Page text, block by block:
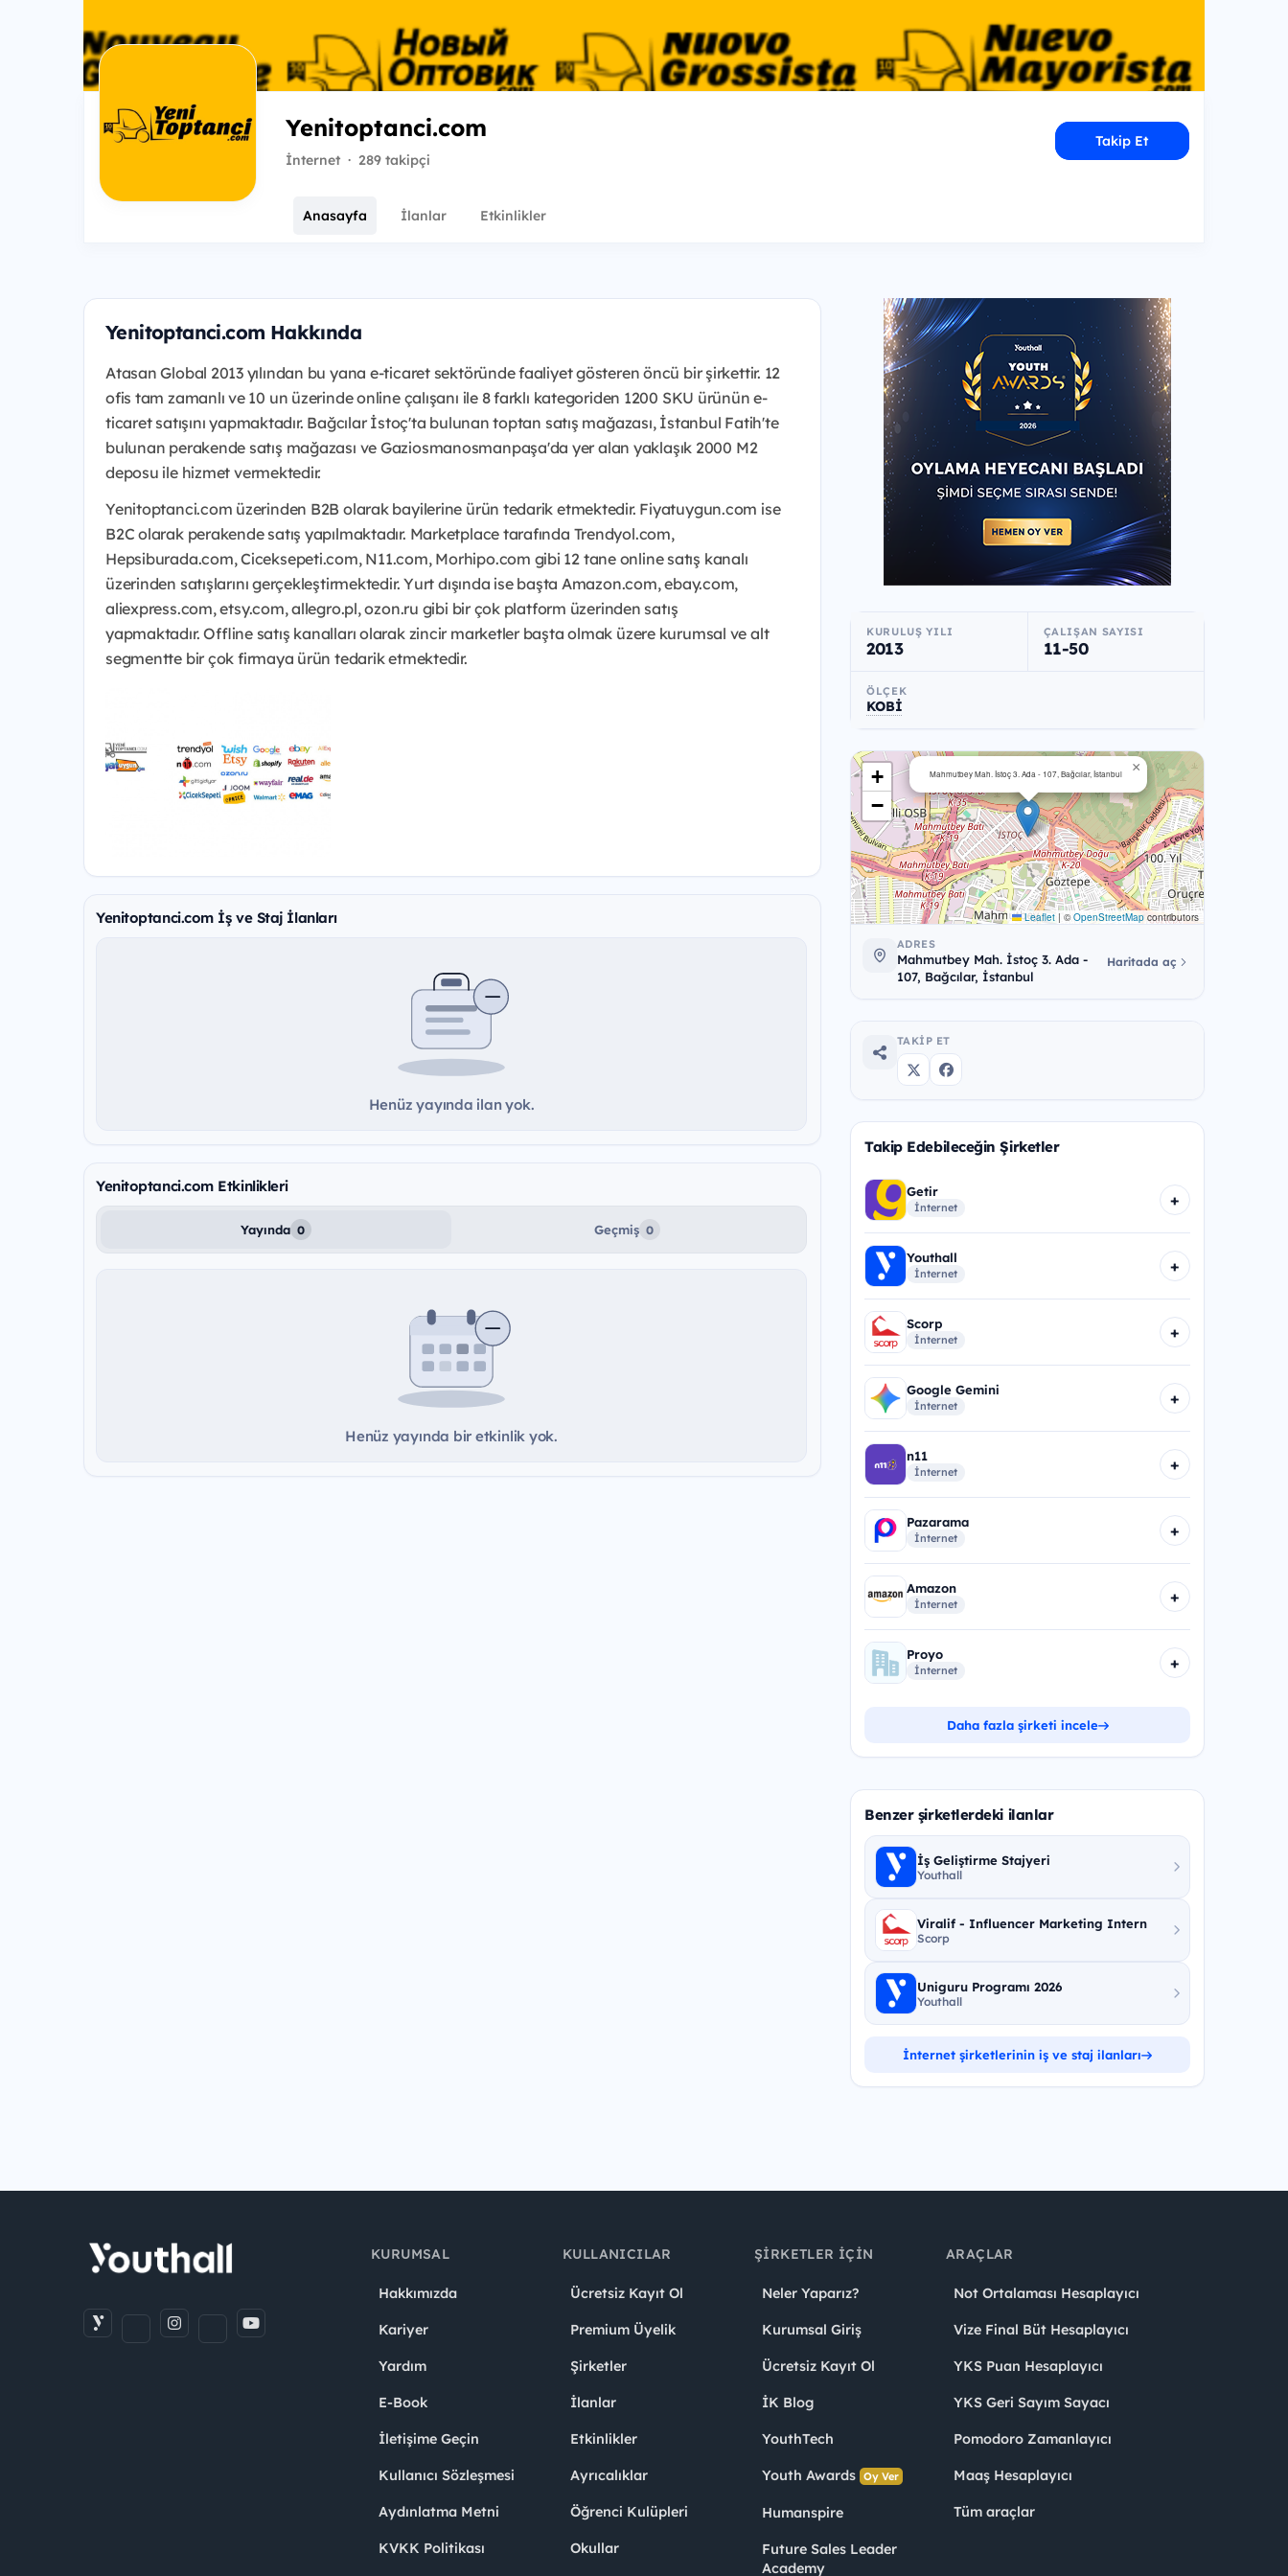
Yenitoptanci.com
İnternet · 289 takipçi
Takip Et
Anasayfa İlanlar Etkinlikler
Yenitoptanci.com Hakkında
Atasan Global 2013 yılından bu yana e-ticaret sektöründe faaliyet gösteren öncü bir şirkettir. 12
ofis tam zamanlı ve 10 un üzerinde online çalışanı ile 8 farklı kategoriden 1200 SKU ürünün e-
ticaret satışını yapmaktadır. Bağcılar İstoç'ta bulunan toptan satış mağazası, İstanbul Fatih'te
bulunan perakende satış mağazası ve Gaziosmanosmanpaşa'da yer alan yaklaşık 2000 M2
deposu ile hizmet vermektedir.
Yenitoptanci.com üzerinden B2B olarak bayilerine ürün tedarik etmektedir. Fiyatuygun.com ise
B2C olarak perakende satış yapılmaktadır. Marketplace tarafında Trendyol.com,
Hepsiburada.com, Ciceksepeti.com, N11.com, Morhipo.com gibi 12 tane online satış kanalı
üzerinden satışlarını gerçekleştirmektedir. Yurt dışında ise başta Amazon.com, ebay.com,
aliexpress.com, etsy.com, allegro.pl, ozon.ru gibi bir çok platform üzerinden satış
yapmaktadır. Offline satış kanalları olarak zincir marketler başta olmak üzere kurumsal ve alt
segmentte bir çok firmaya ürün tedarik etmektedir.
Yenitoptanci.com İş ve Staj İlanları
Henüz yayında ilan yok.
Yenitoptanci.com Etkinlikleri
Yayında 0 Geçmiş 0
Henüz yayında bir etkinlik yok.
KURULUŞ YILI
2013
ÇALIŞAN SAYISI
11-50
ÖLÇEK
KOBİ
Mahmutbey Mah. İstoç 3. Ada - 107, Bağcılar, İstanbul ×
+
−
Leaflet | ©OpenStreetMapcontributors
ADRES
Mahmutbey Mah. İstoç 3. Ada -
107, Bağcılar, İstanbul
Haritada aç
TAKIP ET
Takip Edebileceğin Şirketler
Getir
İnternet +
Youthall
İnternet +
Scorp
İnternet +
Google Gemini
İnternet +
n11
İnternet +
Pazarama
İnternet +
Amazon
İnternet +
Proyo
İnternet +
Daha fazla şirketi incele
Benzer şirketlerdeki ilanlar
İş Geliştirme Stajyeri
Youthall
Viralif - Influencer Marketing Intern
Scorp
Uniguru Programı 2026
Youthall
İnternet şirketlerinin iş ve staj ilanları
KURUMSAL
Hakkımızda
Kariyer
Yardım
E-Book
İletişime Geçin
Kullanıcı Sözleşmesi
Aydınlatma Metni
KVKK Politikası
KULLANICILAR
Ücretsiz Kayıt Ol
Premium Üyelik
Şirketler
İlanlar
Etkinlikler
Ayrıcalıklar
Öğrenci Kulüpleri
Okullar
ŞIRKETLER İÇIN
Neler Yaparız?
Kurumsal Giriş
Ücretsiz Kayıt Ol
İK Blog
YouthTech
Youth Awards Oy Ver
Humanspire
Future Sales Leader
Academy
ARAÇLAR
Not Ortalaması Hesaplayıcı
Vize Final Büt Hesaplayıcı
YKS Puan Hesaplayıcı
YKS Geri Sayım Sayacı
Pomodoro Zamanlayıcı
Maaş Hesaplayıcı
Tüm araçlar